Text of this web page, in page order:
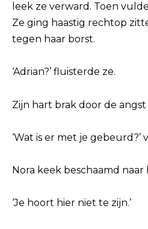
leek ze verward. Toen
Ze ging haastig rechtop
tegen haar borst.
‘Adrian?’ fluisterde ze.
Zijn hart brak door de angst
‘Wat is er met je gebeurd?’
Nora keek beschaamd naar
‘Je hoort hier niet te zijn.’